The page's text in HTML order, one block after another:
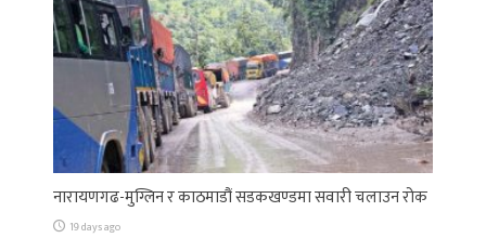
नारायणगढ-मुग्लिन र काठमाडौं सडकखण्डमा सवारी चलाउन रोक
19 days ago